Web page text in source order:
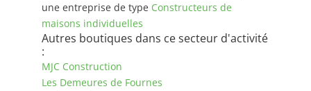
une entreprise de type Constructeurs de
maisons individuelles
Autres boutiques dans ce secteur d'activité
:
MJC Construction
Les Demeures de Fournes